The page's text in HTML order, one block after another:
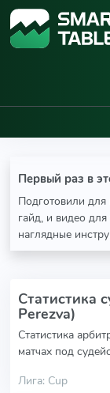
Первый раз в
Подготовили
гайд, и видео
наглядные
Статистика
Perezva)
Статистика
матчах под
Лига: Cup